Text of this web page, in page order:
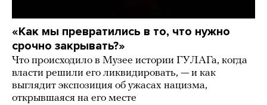
«Как мы превратились в то, что нужно
срочно закрывать?»
Что происходило в Музее истории ГУЛАГа, когда
власти решили его ликвидировать, — и как
выглядит экспозиция об ужасах нацизма,
открывшаяся на его месте